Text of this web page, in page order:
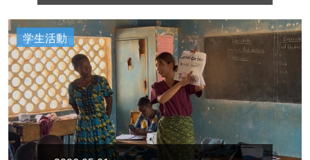
学生活動